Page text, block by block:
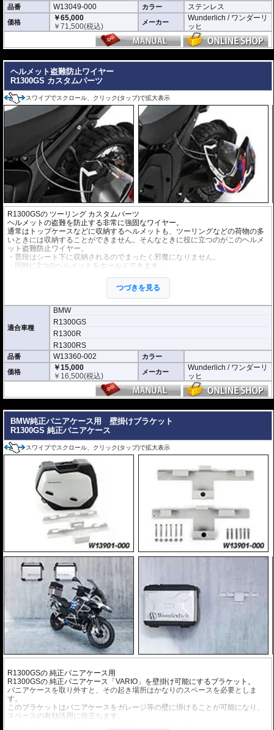
品番
W13049-000 カラー ステンレス
価格
￥65,000
￥71,500(税込) メーカー
Wunderlich / ワンダーリ
ッヒ
ヘルメット盗難防止ワイヤー
R1300GS カスタムパーツ
スワイプでスクロール、クリック(タップ)で拡大表示
R1300GSの ツーリング カスタムパーツ
ヘルメットの盗難を防止する非常に強固なワイヤー。
通常はトップケースなどに収納するヘルメットも、ツーリングなどの荷物の多
いときには収納することができません。そんなときに役に立つのがこのヘルメ
ット盗難防止ワイヤー。
・普段はシート下に収納されるのでまったく邪魔になりません。
・同時に2つのヘルメットをホールドできます。
・ワイヤーは傷防止の為、シリコンチューブに覆われているので安心です。
つづきを見る
適合車種
BMW
R1300GS
R1300R
R1300RS
品番 W13360-002 カラー
価格
￥15,000
￥ 16,500(税込) メーカー
Wunderlich / ワンダーリ
ッヒ
BMW純正パニアケース用 壁掛けブラケット
R1300GS 純正パニアケース
スワイプでスクロール、クリック(タップ)で拡大表示
R1300GSの 純正パニアケース用
R1300GSの 純正パニアケース「VARIO」を壁掛け可能にするブラケット。
パニアケースを取り外すと、その起き場所はかなりのスペースを必要としま
す。
このブラケットはパニアケースをガレージ等の壁に掛けることが可能になり、
スペースの有効活用に役立ちます。